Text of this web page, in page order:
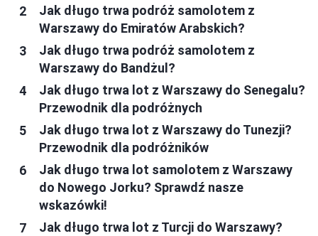
Jak długo trwa podróż samolotem z
Warszawy do Emiratów Arabskich?
Jak długo trwa podróż samolotem z
Warszawy do Bandżul?
Jak długo trwa lot z Warszawy do Senegalu?
Przewodnik dla podróżnych
Jak długo trwa lot z Warszawy do Tunezji?
Przewodnik dla podróżników
Jak długo trwa lot samolotem z Warszawy
do Nowego Jorku? Sprawdź nasze
wskazówki!
Jak długo trwa lot z Turcji do Warszawy?